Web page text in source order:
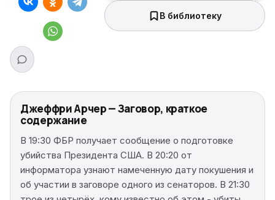
В библиотеку
Джеффри Арчер — Заговор, краткое
содержание
В 19:30 ФБР получает сообщение о подготовке
убийства Президента США. В 20:20 от
информатора узнают намеченную дату покушения и
об участии в заговоре одного из сенаторов. В 21:30